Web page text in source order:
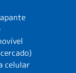
celular